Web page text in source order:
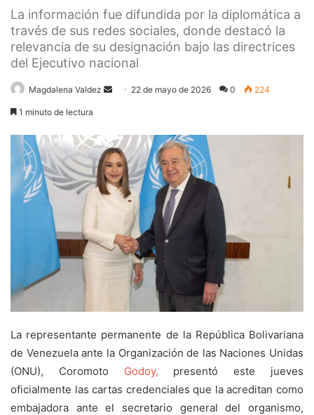
La información fue difundida por la diplomática a
través de sus redes sociales, donde destacó la
relevancia de su designación bajo las directrices
del Ejecutivo nacional
Magdalena Valdez
Send 22 de mayo de 2026 0 224
1 minuto de lectura
La representante permanente de la República Bolivariana
de Venezuela ante la Organización de las Naciones Unidas
(ONU), Coromoto Godoy, presentó este jueves
oficialmente las cartas credenciales que la acreditan como
embajadora ante el secretario general del organismo,